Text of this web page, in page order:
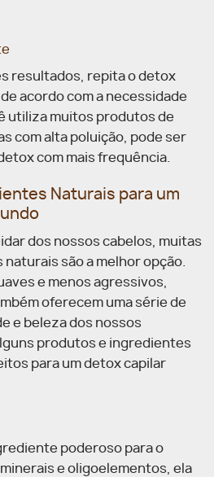
resultados, repita o detox
acordo com a necessidade
utiliza muitos produtos de
com alta poluição, pode ser
com mais frequência.
Naturais para um
dos nossos cabelos, muitas
são a melhor opção.
e menos agressivos,
oferecem uma série de
e beleza dos nossos
produtos e ingredientes
para um detox capilar
poderoso para o
e oligoelementos, ela